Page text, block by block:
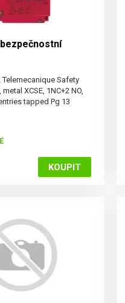
bezpečnostní
Safety
XCSE, 1NC+2 NO,
tapped Pg 13